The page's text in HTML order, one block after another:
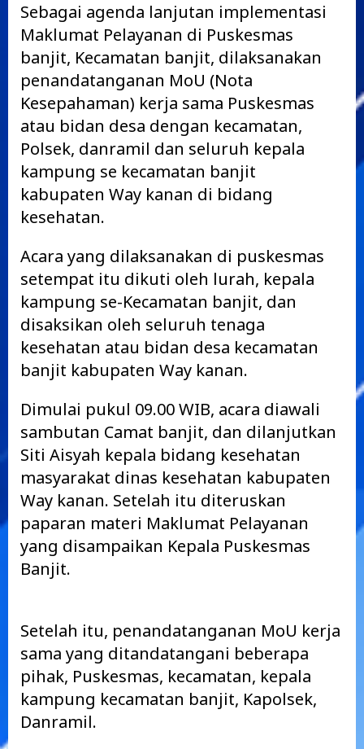
Sebagai agenda lanjutan implementasi
Maklumat Pelayanan di Puskesmas
banjit, Kecamatan banjit, dilaksanakan
penandatanganan MoU (Nota
Kesepahaman) kerja sama Puskesmas
atau bidan desa dengan kecamatan,
Polsek, danramil dan seluruh kepala
kampung se kecamatan banjit
kabupaten Way kanan di bidang
kesehatan.
Acara yang dilaksanakan di puskesmas
setempat itu dikuti oleh lurah, kepala
kampung se-Kecamatan banjit, dan
disaksikan oleh seluruh tenaga
kesehatan atau bidan desa kecamatan
banjit kabupaten Way kanan.
Dimulai pukul 09.00 WIB, acara diawali
sambutan Camat banjit, dan dilanjutkan
Siti Aisyah kepala bidang kesehatan
masyarakat dinas kesehatan kabupaten
Way kanan. Setelah itu diteruskan
paparan materi Maklumat Pelayanan
yang disampaikan Kepala Puskesmas
Banjit.
Setelah itu, penandatanganan MoU kerja
sama yang ditandatangani beberapa
pihak, Puskesmas, kecamatan, kepala
kampung kecamatan banjit, Kapolsek,
Danramil.